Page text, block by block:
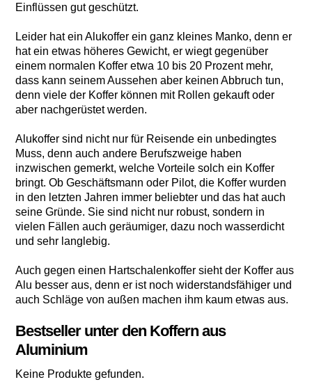
Einflüssen gut geschützt.
Leider hat ein Alukoffer ein ganz kleines Manko, denn er
hat ein etwas höheres Gewicht, er wiegt gegenüber
einem normalen Koffer etwa 10 bis 20 Prozent mehr,
dass kann seinem Aussehen aber keinen Abbruch tun,
denn viele der Koffer können mit Rollen gekauft oder
aber nachgerüstet werden.
Alukoffer sind nicht nur für Reisende ein unbedingtes
Muss, denn auch andere Berufszweige haben
inzwischen gemerkt, welche Vorteile solch ein Koffer
bringt. Ob Geschäftsmann oder Pilot, die Koffer wurden
in den letzten Jahren immer beliebter und das hat auch
seine Gründe. Sie sind nicht nur robust, sondern in
vielen Fällen auch geräumiger, dazu noch wasserdicht
und sehr langlebig.
Auch gegen einen Hartschalenkoffer sieht der Koffer aus
Alu besser aus, denn er ist noch widerstandsfähiger und
auch Schläge von außen machen ihm kaum etwas aus.
Bestseller unter den Koffern aus
Aluminium
Keine Produkte gefunden.